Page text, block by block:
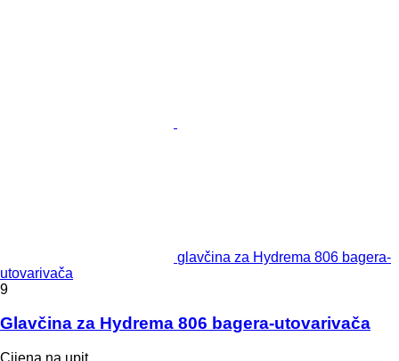
glavčina za Hydrema 806 bagerа-
utovarivačа
9
Glavčina za Hydrema 806 bagera-utovarivača
Cijena na upit